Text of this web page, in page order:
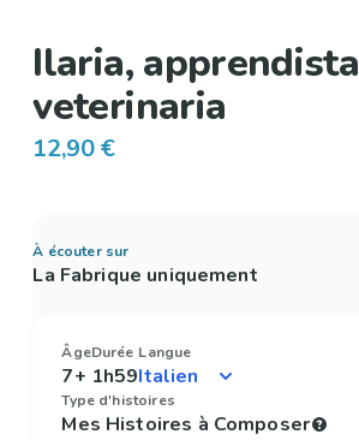
Ilaria, apprendista
veterinaria
12,90 €
À écouter sur
La Fabrique uniquement
Âge
7+
Durée
1h59
Langue
Type d'histoires
Mes Histoires à Composer